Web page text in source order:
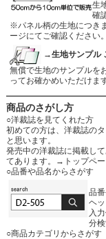
生
確
※パネル柄の生地につき
ージにてご確認ください。
→生地サンプル
無償で生地のサンプルを
ってお確かめいただけま
商品のさがし方
○洋裁誌を見てくれた方
初めての方は、洋裁誌の
と思います。
発売中の洋裁誌に掲載し
てあります。
→トップペー
○品番や品名からさがす
品
ヘ
入
分検
○商品カテゴリからさがす